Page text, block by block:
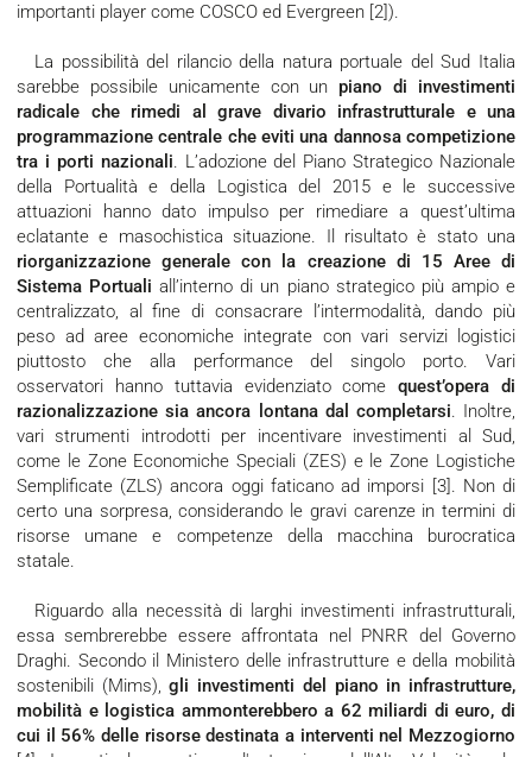
importanti player come COSCO ed Evergreen [2]).
La possibilità del rilancio della natura portuale del Sud Italia
sarebbe possibile unicamente con un piano di investimenti
radicale che rimedi al grave divario infrastrutturale e una
programmazione centrale che eviti una dannosa competizione
tra i porti nazionali. L’adozione del Piano Strategico Nazionale
della Portualità e della Logistica del 2015 e le successive
attuazioni hanno dato impulso per rimediare a quest’ultima
eclatante e masochistica situazione. Il risultato è stato una
riorganizzazione generale con la creazione di 15 Aree di
Sistema Portuali all’interno di un piano strategico più ampio e
centralizzato, al fine di consacrare l’intermodalità, dando più
peso ad aree economiche integrate con vari servizi logistici
piuttosto che alla performance del singolo porto. Vari
osservatori hanno tuttavia evidenziato comequest’opera di
razionalizzazione sia ancora lontana dal completarsi. Inoltre,
vari strumenti introdotti per incentivare investimenti al Sud,
come le Zone Economiche Speciali (ZES) e le Zone Logistiche
Semplificate (ZLS) ancora oggi faticano ad imporsi [3]. Non di
certo una sorpresa, considerando le gravi carenze in termini di
risorse umane e competenze della macchina burocratica
statale.
Riguardo alla necessità di larghi investimenti infrastrutturali,
essa sembrerebbe essere affrontata nel PNRR del Governo
Draghi. Secondo il Ministero delle infrastrutture e della mobilità
sostenibili (Mims),gli investimenti del piano in infrastrutture,
mobilità e logistica ammonterebbero a 62 miliardi di euro, di
cui il 56% delle risorse destinata a interventi nel Mezzogiorno